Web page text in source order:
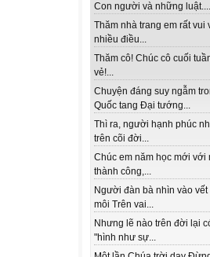
Con người và những
Thăm nhà trang em rất vui
nhiều điều...
Thăm cô! Chúc cô cuối
vẻ!...
Chuyện đáng suy ngẫm
Quốc tang Đại tướng...
Thì ra, người hạnh phúc
trên cõi đời...
Chúc em năm học mới với
thành công,...
Người đàn bà nhìn vào vết
môi Trên vai...
Nhưng lẽ nào trên đời lại
"hình như sự...